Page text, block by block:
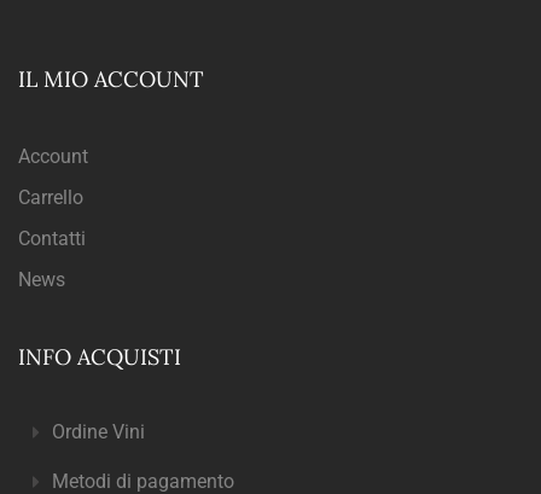
IL MIO ACCOUNT
Account
Carrello
Contatti
News
INFO ACQUISTI
Ordine Vini
Metodi di pagamento